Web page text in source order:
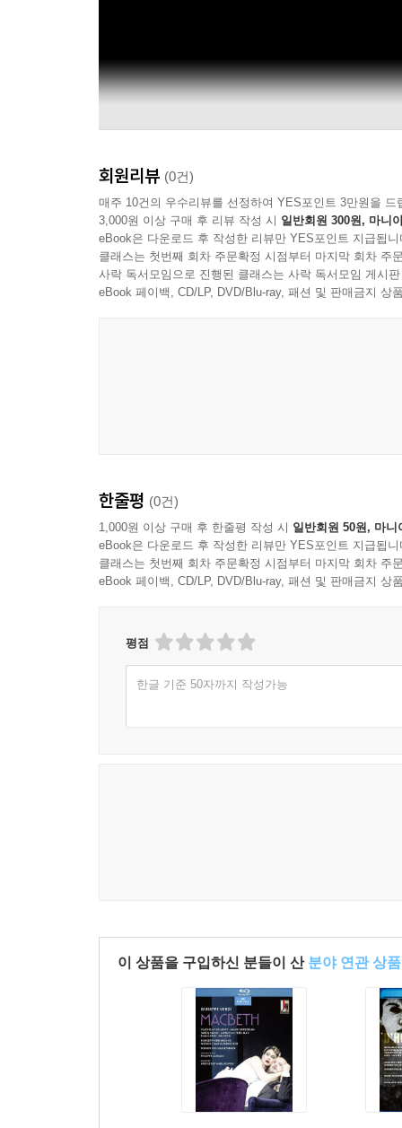
회원리뷰 (0건)
매주 10건의 우수리뷰를 선정하여 YES포인트 3만원을 드
3,000원 이상 구매 후 리뷰 작성 시 일반회원 300원, 마니
eBook은 다운로드 후 작성한 리뷰만 YES포인트 지급됩니
클래스는 첫번째 회차 주문확정 시점부터 마지막 회차 주
사락 독서모임으로 진행된 클래스는 사락 독서모임 게시
eBook 페이백, CD/LP, DVD/Blu-ray, 패션 및 판매금지 상
한줄평 (0건)
1,000원 이상 구매 후 한줄평 작성 시 일반회원 50원, 마니
eBook은 다운로드 후 작성한 리뷰만 YES포인트 지급됩니
클래스는 첫번째 회차 주문확정 시점부터 마지막 회차 주
eBook 페이백, CD/LP, DVD/Blu-ray, 패션 및 판매금지 상
평점
한글 기준 50자까지 작성가능
이 상품을 구입하신 분들이 산 분야 연관 상품